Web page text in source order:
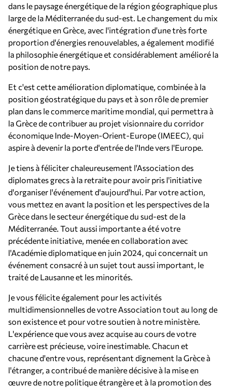
dans le paysage énergétique de la région géographique plus
large de la Méditerranée du sud-est. Le changement du mix
énergétique en Grèce, avec l'intégration d'une très forte
proportion d'énergies renouvelables, a également modifié
la philosophie énergétique et considérablement amélioré la
position de notre pays.
Et c'est cette amélioration diplomatique, combinée à la
position géostratégique du pays et à son rôle de premier
plan dans le commerce maritime mondial, qui permettra à
la Grèce de contribuer au projet visionnaire du corridor
économique Inde-Moyen-Orient-Europe (IMEEC), qui
aspire à devenir la porte d'entrée de l'Inde vers l'Europe.
Je tiens à féliciter chaleureusement l'Association des
diplomates grecs à la retraite pour avoir pris l'initiative
d'organiser l'événement d'aujourd'hui. Par votre action,
vous mettez en avant la position et les perspectives de la
Grèce dans le secteur énergétique du sud-est de la
Méditerranée. Tout aussi importante a été votre
précédente initiative, menée en collaboration avec
l'Académie diplomatique en juin 2024, qui concernait un
événement consacré à un sujet tout aussi important, le
traité de Lausanne et les minorités.
Je vous félicite également pour les activités
multidimensionnelles de votre Association tout au long de
son existence et pour votre soutien à notre ministère.
L'expérience que vous avez acquise au cours de votre
carrière est précieuse, voire inestimable. Chacun et
chacune d'entre vous, représentant dignement la Grèce à
l'étranger, a contribué de manière décisive à la mise en
œuvre de notre politique étrangère et à la promotion des